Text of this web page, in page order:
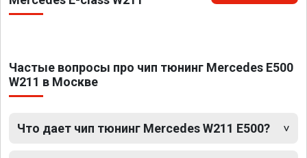
Частые вопросы про чип тюнинг Mercedes E500
W211 в Москве
Что дает чип тюнинг Mercedes W211 E500?